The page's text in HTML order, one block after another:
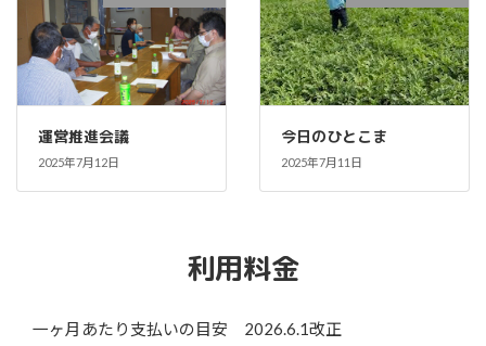
運営推進会議
2025年7月12日
今日のひとこま
2025年7月11日
利用料金
一ヶ月あたり支払いの目安 2026.6.1改正